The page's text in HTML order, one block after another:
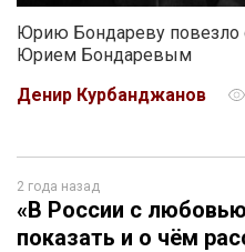
Юрию Бондареву повезло
Юрием Бондаревым
Денир Курбанджанов
2 года назад
«В России с
показать и о чём